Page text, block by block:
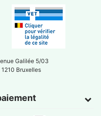
Galilée 5/03
1210 Bruxelles